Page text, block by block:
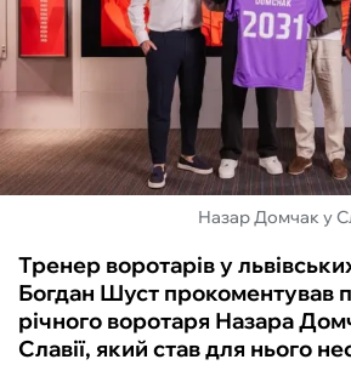
ФУТЗАЛ
БУКМЕКЕРИ
Назар Домчак у
Тренер воротарів у
Богдан Шуст прокоментував
річного воротаря Назара
Славії, який став для нього